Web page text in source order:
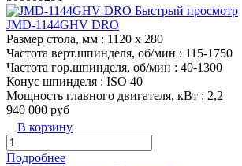
Быстрый просмотр
JMD-1144GHV DRO
Размер стола, мм : 1120 х 280
Частота верт.шпинделя, об/мин : 115-1750
Частота гор.шпинделя, об/мин : 40-1300
Конус шпинделя : ISO 40
Мощность главного двигателя, кВт : 2,2
940 000 руб
В корзину
Подробнее